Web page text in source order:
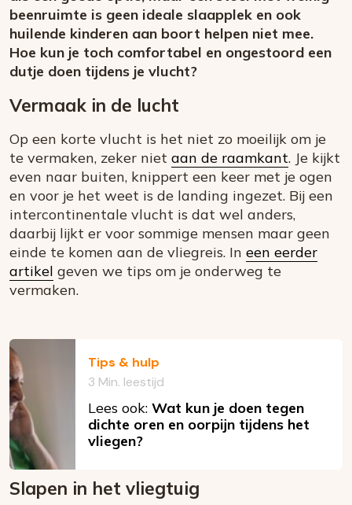
beenruimte is geen ideale slaapplek en ook
huilende kinderen aan boort helpen niet mee.
Hoe kun je toch comfortabel en ongestoord een
dutje doen tijdens je vlucht?
Vermaak in de lucht
Op een korte vlucht is het niet zo moeilijk om je
te vermaken, zeker niet aan de raamkant. Je kijkt
even naar buiten, knippert een keer met je ogen
en voor je het weet is de landing ingezet. Bij een
intercontinentale vlucht is dat wel anders,
daarbij lijkt er voor sommige mensen maar geen
einde te komen aan de vliegreis. In een eerder
artikel geven we tips om je onderweg te
vermaken.
Tips & hulp
3 Min. leestijd
Lees ook: Wat kun je doen tegen
dichte oren en oorpijn tijdens het
vliegen?
Slapen in het vliegtuig